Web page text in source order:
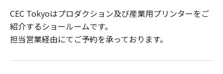
CEC Tokyoはプロダクション及び産業用プリンターをご
紹介するショールームです。
担当営業経由にてご予約を承っております。